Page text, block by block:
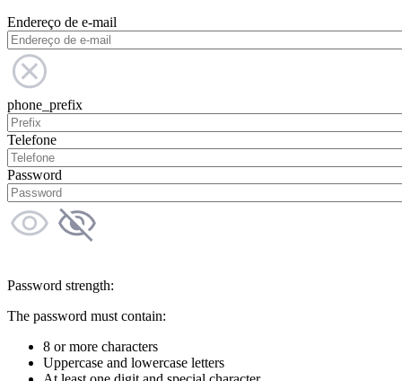
Endereço de e-mail
phone_prefix
Telefone
Password
Password strength:
The password must contain:
8 or more characters
Uppercase and lowercase letters